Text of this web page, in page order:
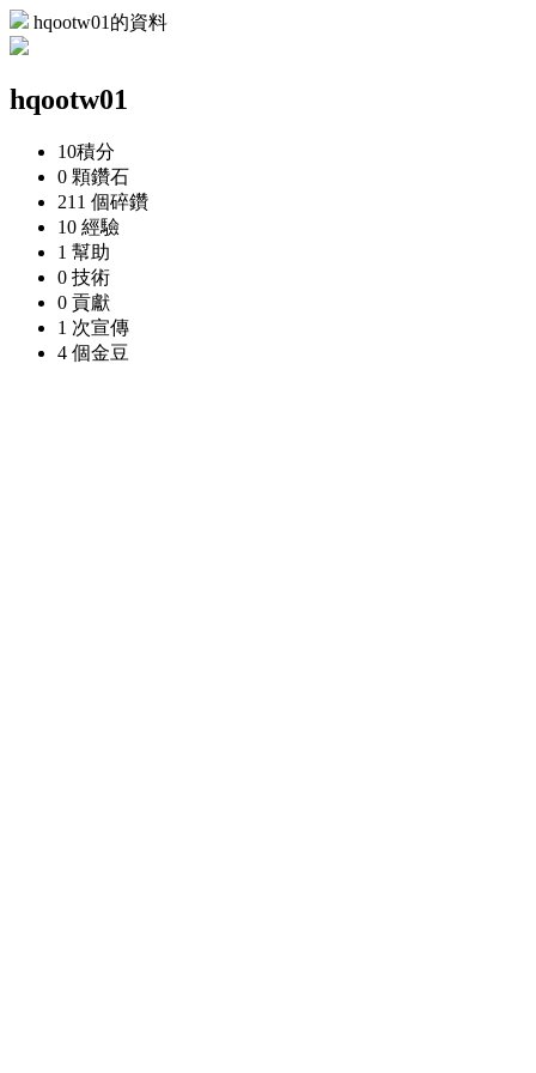
hqootw01的資料
hqootw01
10積分
0 顆鑽石
211 個碎鑽
10 經驗
1 幫助
0 技術
0 貢獻
1 次宣傳
4 個金豆